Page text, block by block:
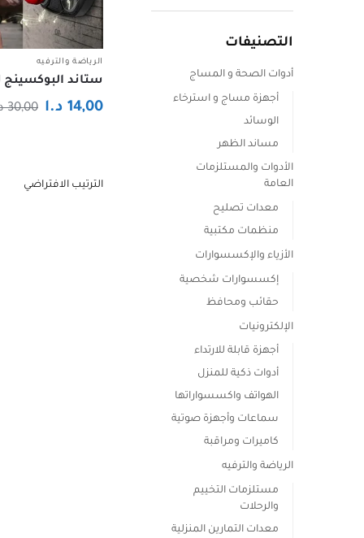
الرياضة والترفيه
ستاند البوكسينج
30,00 14,00 د.ا
التصنيفات
أدوات الصحة و المساج
أجهزة مساج و استرخاء
الوسائد
مساند الظهر
الأدوات والمستلزمات
العامة
معدات تصليح
منظمات مكتبية
الأزياء والإكسسوارات
إكسسوارات شخصية
حقائب ومحافظ
الإلكترونيات
أجهزة قابلة للارتداء
أدوات ذكية للمنزل
الهواتف واكسسواراتها
سماعات وأجهزة صوتية
كاميرات ومراقبة
الرياضة والترفيه
مستلزمات التخييم
والرحلات
معدات التمارين المنزلية